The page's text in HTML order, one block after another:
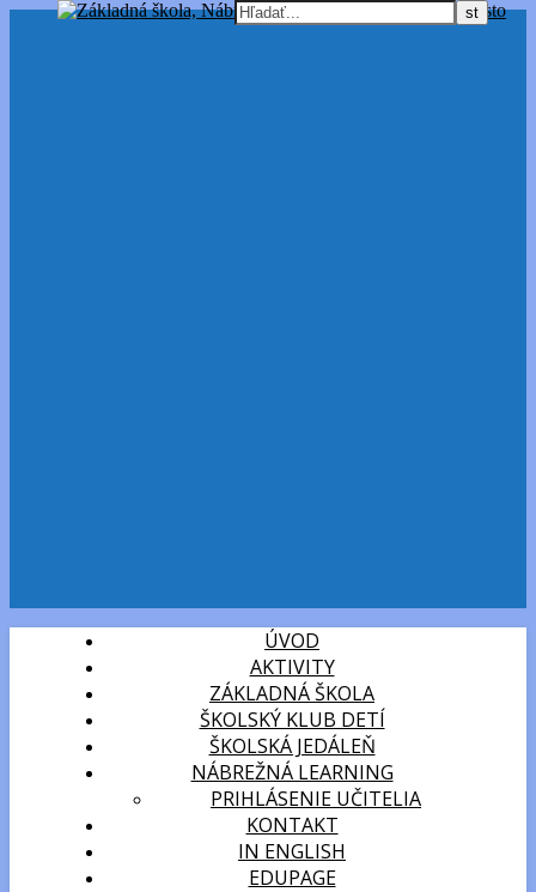
ÚVOD
AKTIVITY
ZÁKLADNÁ ŠKOLA
ŠKOLSKÝ KLUB DETÍ
ŠKOLSKÁ JEDÁLEŇ
NÁBREŽNÁ LEARNING
PRIHLÁSENIE UČITELIA
KONTAKT
IN ENGLISH
EDUPAGE